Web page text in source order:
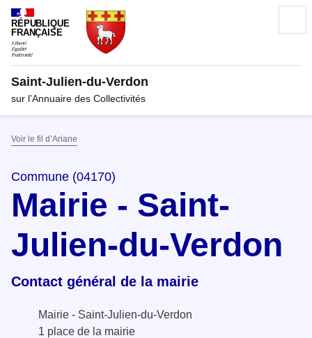
RÉPUBLIQUE
FRANÇAISE
Saint-Julien-du-Verdon
sur l’Annuaire des Collectivités
Voir le fil d’Ariane
Commune (04170)
Mairie - Saint-
Julien-du-Verdon
Contact général de la mairie
Mairie - Saint-Julien-du-Verdon
1 place de la mairie